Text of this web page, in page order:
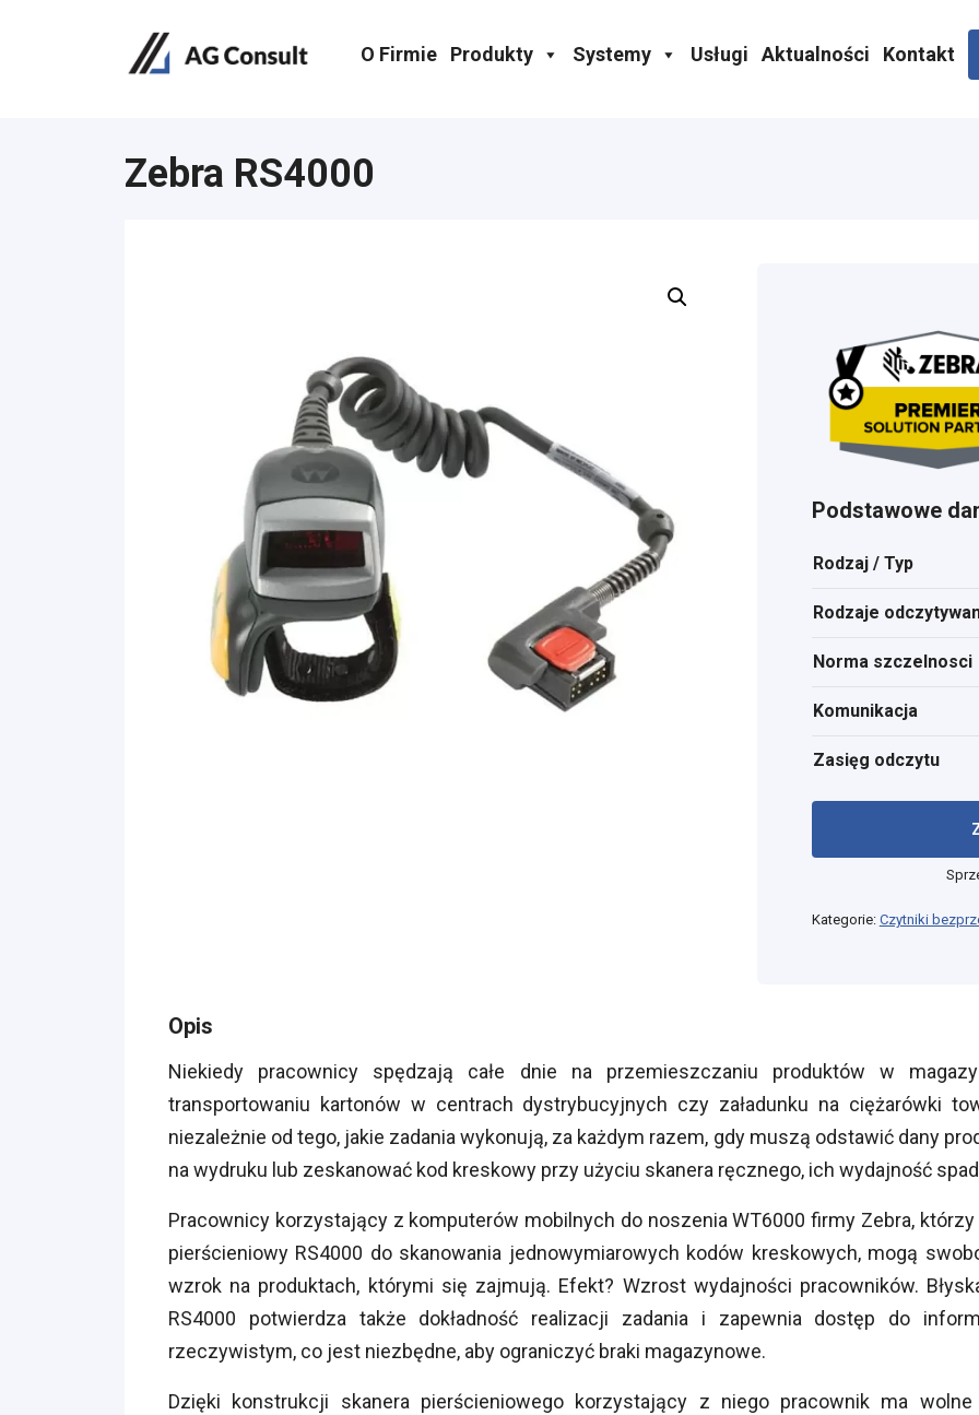
O Firmie Produkty Systemy Usługi Aktualności Kontakt
Zebra RS4000
Podstawowe
Rodzaj / Typ
Rodzaje
Norma szczelnosci
Komunikacja
Zasięg odczytu
Kategorie: Czytniki
Opis
Niekiedy pracownicy spędzają całe dnie na przemieszczaniu produktów w
transportowaniu kartonów w centrach dystrybucyjnych czy załadunku na ciężarówki
niezależnie od tego, jakie zadania wykonują, za każdym razem, gdy muszą odstawić dany
na wydruku lub zeskanować kod kreskowy przy użyciu skanera ręcznego, ich wydajność
Pracownicy korzystający z komputerów mobilnych do noszenia WT6000 firmy Zebra,
pierścieniowy RS4000 do skanowania jednowymiarowych kodów kreskowych, mogą
wzrok na produktach, którymi się zajmują. Efekt? Wzrost wydajności pracowników.
RS4000 potwierdza także dokładność realizacji zadania i zapewnia dostęp do
rzeczywistym, co jest niezbędne, aby ograniczyć braki magazynowe.
Dzięki konstrukcji skanera pierścieniowego korzystający z niego pracownik ma